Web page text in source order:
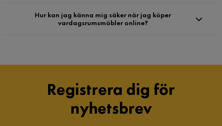
Hur kan jag känna mig säker när jag köper
vardagsrumsmöbler online?
Registrera dig för
nyhetsbrev